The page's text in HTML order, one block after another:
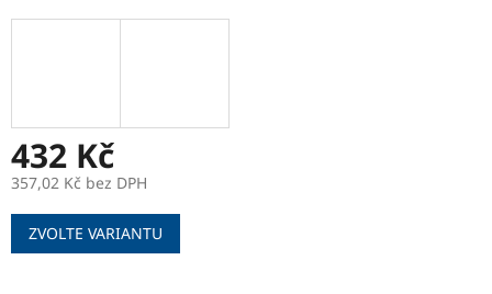
432 Kč
357,02 Kč bez DPH
Měrná
cena:
ZVOLTE VARIANTU